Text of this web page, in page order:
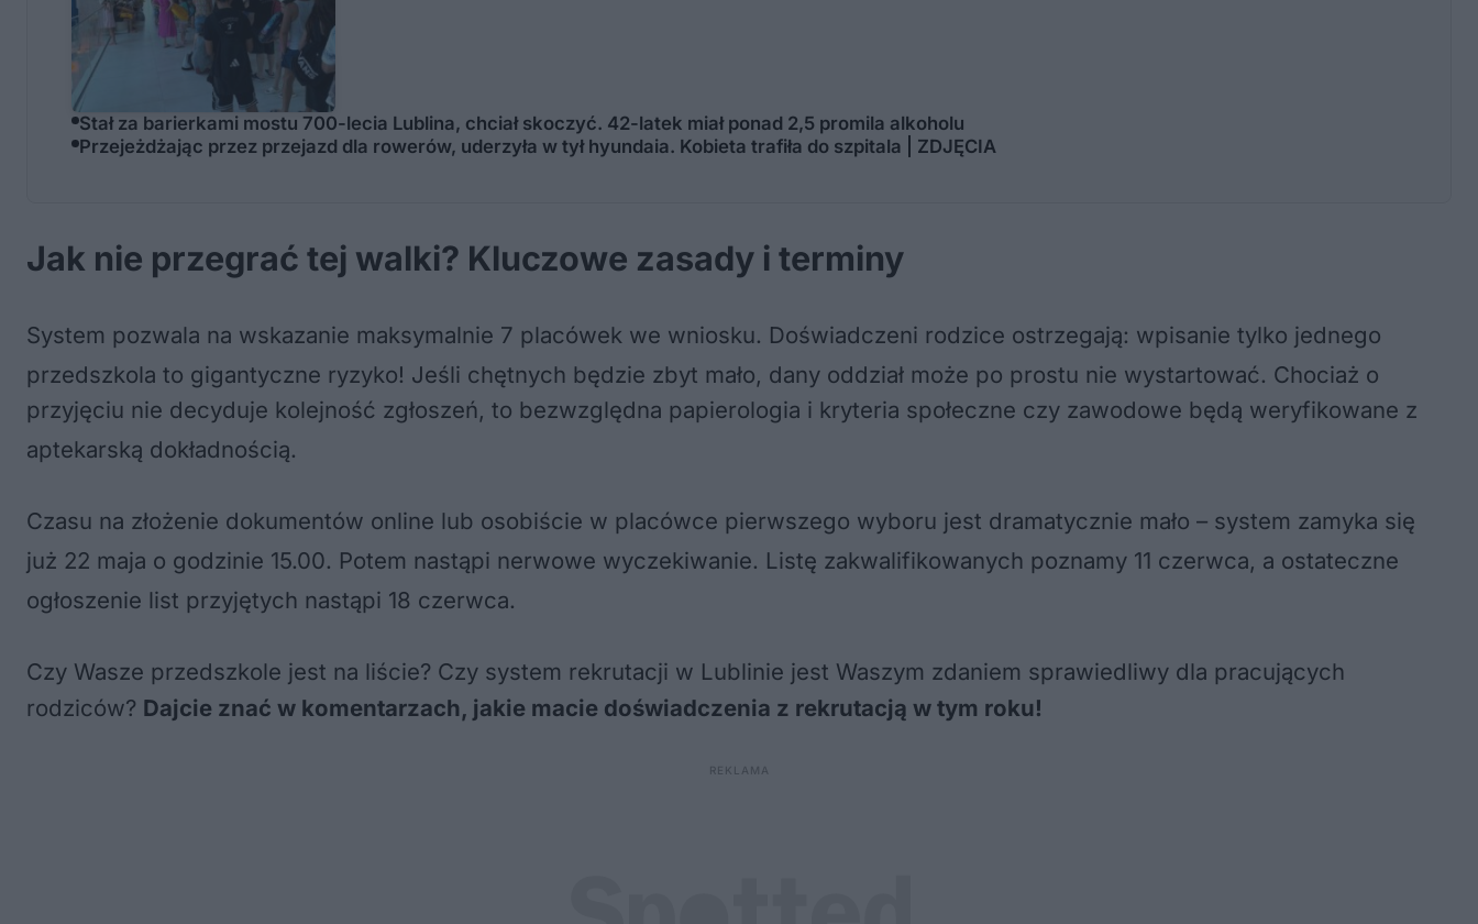
Stał za barierkami mostu 700-lecia Lublina, chciał skoczyć. 42-latek miał ponad 2,5 promila alkoholu
Przejeżdżając przez przejazd dla rowerów, uderzyła w tył hyundaia. Kobieta trafiła do szpitala | ZDJĘCIA
Jak nie przegrać tej walki? Kluczowe zasady i terminy
System pozwala na wskazanie maksymalnie 7 placówek we wniosku. Doświadczeni rodzice ostrzegają: wpisanie tylko jednego
przedszkola to gigantyczne ryzyko! Jeśli chętnych będzie zbyt mało, dany oddział może po prostu nie wystartować. Chociaż o
przyjęciu nie decyduje kolejność zgłoszeń, to bezwzględna papierologia i kryteria społeczne czy zawodowe będą weryfikowane z
aptekarską dokładnością.
Czasu na złożenie dokumentów online lub osobiście w placówce pierwszego wyboru jest dramatycznie mało – system zamyka się
już 22 maja o godzinie 15.00. Potem nastąpi nerwowe wyczekiwanie. Listę zakwalifikowanych poznamy 11 czerwca, a ostateczne
ogłoszenie list przyjętych nastąpi 18 czerwca.
Czy Wasze przedszkole jest na liście? Czy system rekrutacji w Lublinie jest Waszym zdaniem sprawiedliwy dla pracujących
rodziców? Dajcie znać w komentarzach, jakie macie doświadczenia z rekrutacją w tym roku!